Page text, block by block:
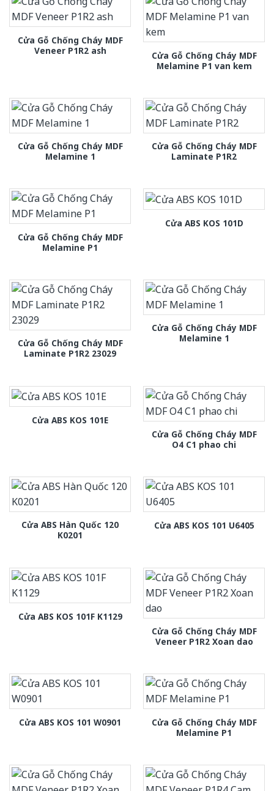
Cửa Gỗ Chống Cháy MDF
Veneer P1R2 ash
Cửa Gỗ Chống Cháy MDF
Melamine P1 van kem
Cửa Gỗ Chống Cháy MDF
Melamine 1
Cửa Gỗ Chống Cháy MDF
Laminate P1R2
Cửa Gỗ Chống Cháy MDF
Melamine P1
Cửa ABS KOS 101D
Cửa Gỗ Chống Cháy MDF
Laminate P1R2 23029
Cửa Gỗ Chống Cháy MDF
Melamine 1
Cửa ABS KOS 101E
Cửa Gỗ Chống Cháy MDF
O4 C1 phao chi
Cửa ABS Hàn Quốc 120
K0201
Cửa ABS KOS 101 U6405
Cửa ABS KOS 101F K1129
Cửa Gỗ Chống Cháy MDF
Veneer P1R2 Xoan dao
Cửa ABS KOS 101 W0901
Cửa Gỗ Chống Cháy MDF
Melamine P1